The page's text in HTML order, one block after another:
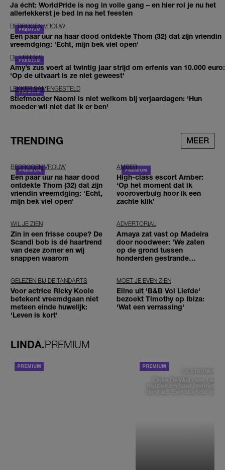
Ja écht: WorldPride is nog in volle gang – en hier rol je nu het
allerlekkerst je bed in na het feesten
BEDROGEN VROUW
Een paar uur na haar dood ontdekte Thom (32) dat zijn vriendin
vreemdging: 'Echt, mijn bek viel open'
DE ERFENIS
Amy’s zus voert al twintig jaar strijd om erfenis van 10.000 euro:
'Op de uitvaart is ze niet geweest'
LEKKER SAMENGESTELD
Stiefmoeder Naomi is niet welkom bij verjaardagen: 'Hun
moeder wil niet dat ik er ben'
TRENDING MEER
BEDROGEN VROUW
Een paar uur na haar dood
ontdekte Thom (32) dat zijn
vriendin vreemdging: 'Echt,
mijn bek viel open'
AMBER
High-class escort Amber:
‘Op het moment dat ik
vooroverbuig hoor ik een
zachte klik’
WIL JE ZIEN
Zin in een frisse coupe? De
Scandi bob is dé haartrend
van deze zomer en wij
snappen waarom
ADVERTORIAL
Amaya zat vast op Madeira
door noodweer: 'We zaten
op de grond tussen
honderden gestrande
GELEZEN BIJ DE TANDARTS
Voor actrice Ricky Koole
betekent vreemdgaan niet
meteen einde huwelijk:
'Leven is kort'
MOET JE EVEN ZIEN
Eline uit 'B&B Vol Liefde'
bezoekt Timothy op Ibiza:
'Wat een verrassing'
LINDA.PREMIUM
DE STAD VAN
Elske DeWall over
muziek en haar favoriete
de stad: 'Een stad die